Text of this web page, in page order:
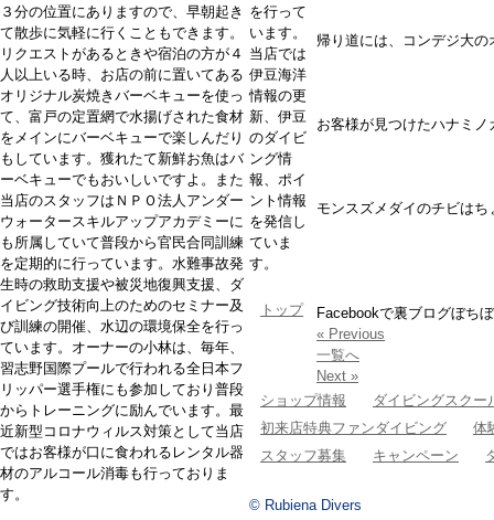
３分の位置にありますので、早朝起き
て散歩に気軽に行くこともできます。
リクエストがあるときや宿泊の方が４
人以上いる時、お店の前に置いてある
オリジナル炭焼きバーベキューを使っ
て、富戸の定置網で水揚げされた食材
をメインにバーベキューで楽しんだり
もしています。獲れたて新鮮お魚はバ
ーベキューでもおいしいですよ。また
当店のスタッフはＮＰＯ法人アンダー
ウォータースキルアップアカデミーに
も所属していて普段から官民合同訓練
を定期的に行っています。水難事故発
生時の救助支援や被災地復興支援、ダ
イビング技術向上のためのセミナー及
び訓練の開催、水辺の環境保全を行っ
ています。オーナーの小林は、毎年、
習志野国際プールで行われる全日本フ
リッパー選手権にも参加しており普段
からトレーニングに励んでいます。最
近新型コロナウィルス対策として当店
ではお客様が口に食われるレンタル器
材のアルコール消毒も行っておりま
す。
帰り道には、コンデジ大
お客様が見つけたハナミ
モンスズメダイのチビは
Facebookで裏ブログぼち
« Previous
一覧へ
Next »
を行って
います。
当店では
伊豆海洋
情報の更
新、伊豆
のダイビ
ング情
報、ポイ
ント情報
を発信し
ていま
す。
トップ
ショップ情報
ダイビングスクー
初来店特典ファンダイビング
体
スタッフ募集
キャンペーン
© Rubiena Divers